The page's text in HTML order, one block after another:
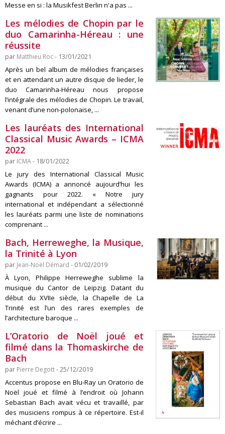
Messe en si : la Musikfest Berlin n'a pas ...
Les mélodies de Chopin par le
duo Camarinha-Héreau : une
réussite
par Matthieu Roc- 13/01/2021
Après un bel album de mélodies françaises
et en attendant un autre disque de lieder, le
duo Camarinha-Héreau nous propose
l’intégrale des mélodies de Chopin. Le travail,
venant d’une non-polonaise, ...
Les lauréats des International
Classical Music Awards – ICMA
2022
par ICMA- 18/01/2022
Le jury des International Classical Music
Awards (ICMA) a annoncé aujourd’hui les
gagnants pour 2022. « Notre jury
international et indépendant a sélectionné
les lauréats parmi une liste de nominations
comprenant ...
Bach, Herreweghe, la Musique,
la Trinité à Lyon
par Jean-Noël Démard - 01/02/2019
À Lyon, Philippe Herreweghe sublime la
musique du Cantor de Leipzig. Datant du
début du XVIIe siècle, la Chapelle de La
Trinité est l’un des rares exemples de
l’architecture baroque ...
L’Oratorio de Noël joué et
filmé dans la Thomaskirche de
Bach
par Pierre Degott- 25/12/2019
Accentus propose en Blu-Ray un Oratorio de
Noël joué et filmé à l’endroit où Johann
Sebastian Bach avait vécu et travaillé, par
des musiciens rompus à ce répertoire. Est-il
méchant d’écrire ...